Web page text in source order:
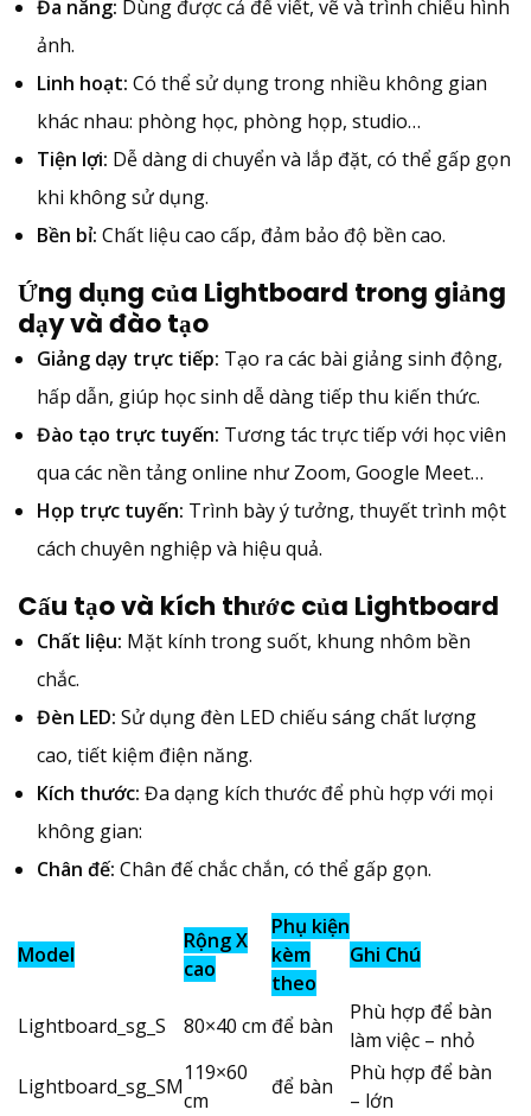
Đa năng: Dùng được cả để viết, vẽ và trình chiếu hình
ảnh.
Linh hoạt: Có thể sử dụng trong nhiều không gian
khác nhau: phòng học, phòng họp, studio…
Tiện lợi: Dễ dàng di chuyển và lắp đặt, có thể gấp gọn
khi không sử dụng.
Bền bỉ: Chất liệu cao cấp, đảm bảo độ bền cao.
Ứng dụng của Lightboard trong giảng
dạy và đào tạo
Giảng dạy trực tiếp: Tạo ra các bài giảng sinh động,
hấp dẫn, giúp học sinh dễ dàng tiếp thu kiến thức.
Đào tạo trực tuyến: Tương tác trực tiếp với học viên
qua các nền tảng online như Zoom, Google Meet…
Họp trực tuyến: Trình bày ý tưởng, thuyết trình một
cách chuyên nghiệp và hiệu quả.
Cấu tạo và kích thước của Lightboard
Chất liệu: Mặt kính trong suốt, khung nhôm bền
chắc.
Đèn LED: Sử dụng đèn LED chiếu sáng chất lượng
cao, tiết kiệm điện năng.
Kích thước: Đa dạng kích thước để phù hợp với mọi
không gian:
Chân đế: Chân đế chắc chắn, có thể gấp gọn.
Model
Rộng X
cao
Phụ kiện
kèm
theo
Ghi Chú
Lightboard_sg_S 80×40 cm để bàn
Phù hợp để bàn
làm việc – nhỏ
Lightboard_sg_SM
119×60
cm
để bàn
Phù hợp để bàn
– lớn